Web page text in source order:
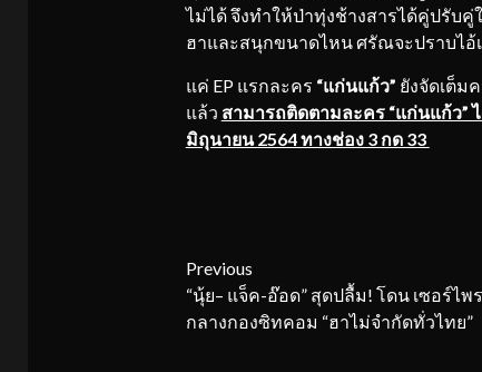
ไม่ได้ จึงทำให้ป่าทุ่งช้างสารได้คู่ปรับ
ฮาและสนุกขนาดไหน ศรัณจะปราบไอ้
แค่ EP แรกละคร “แก่นแก้ว” ยังจัดเต็ม
แล้ว สามารถติดตามละคร “แก่นแก้ว”
มิถุนายน 2564 ทางช่อง 3 กด 33
Continue
Reading
Previous
“นุ้ย– แจ็ค-อ๊อด” สุดปลื้ม! โดน เซอร์ไพ
กลางกองซิทคอม “ฮาไม่จำกัดทั่วไทย”